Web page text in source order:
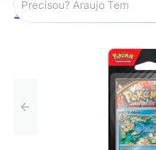
Araujo Infantil